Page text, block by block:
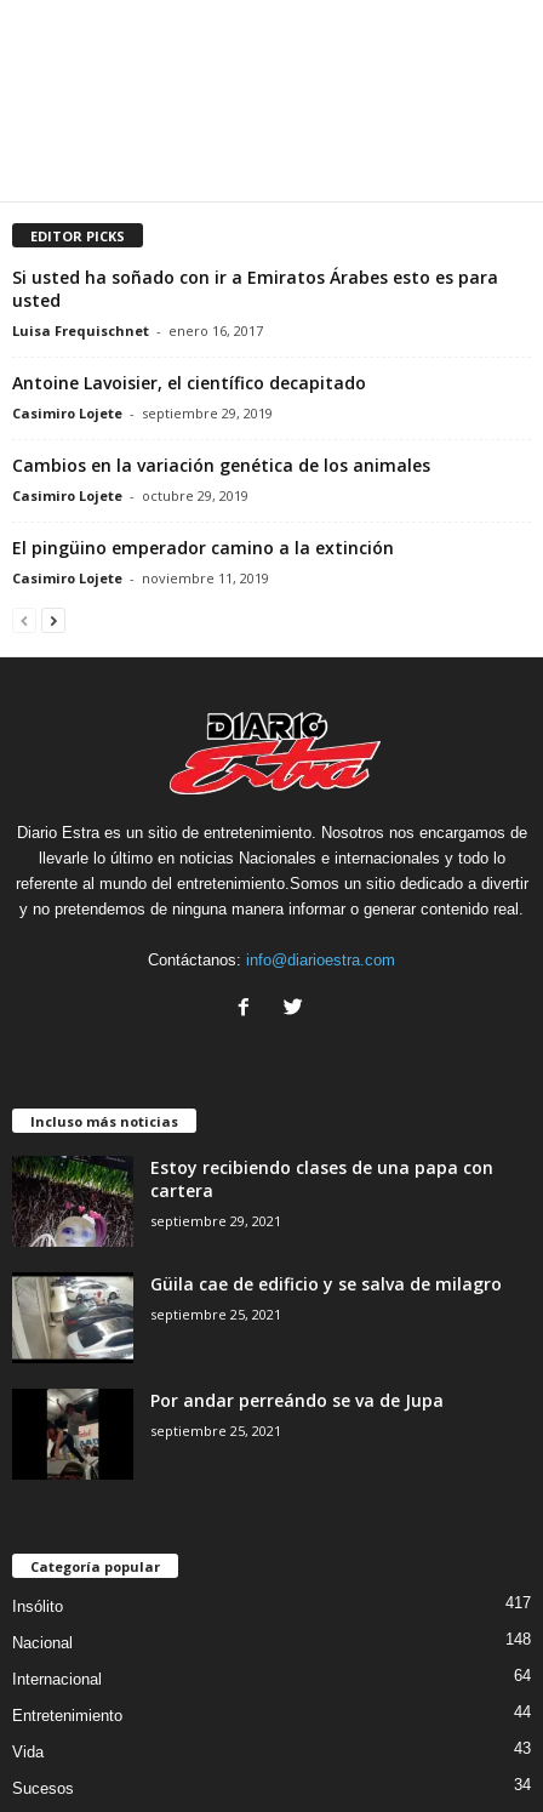
EDITOR PICKS
Si usted ha soñado con ir a Emiratos Árabes esto es para
usted
Luisa Frequischnet - enero 16, 2017
Antoine Lavoisier, el científico decapitado
Casimiro Lojete - septiembre 29, 2019
Cambios en la variación genética de los animales
Casimiro Lojete - octubre 29, 2019
El pingüino emperador camino a la extinción
Casimiro Lojete - noviembre 11, 2019
Diario Estra es un sitio de entretenimiento. Nosotros nos encargamos de
llevarle lo último en noticias Nacionales e internacionales y todo lo
referente al mundo del entretenimiento.Somos un sitio dedicado a divertir
y no pretendemos de ninguna manera informar o generar contenido real.
Contáctanos: info@diarioestra.com
Incluso más noticias
Estoy recibiendo clases de una papa con
cartera
septiembre 29, 2021
Güila cae de edificio y se salva de milagro
septiembre 25, 2021
Por andar perreándo se va de Jupa
septiembre 25, 2021
Categoría popular
Insólito 417
Nacional 148
Internacional 64
Entretenimiento 44
Vida 43
Sucesos
34